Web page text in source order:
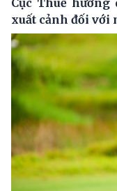
xuất cảnh đối với